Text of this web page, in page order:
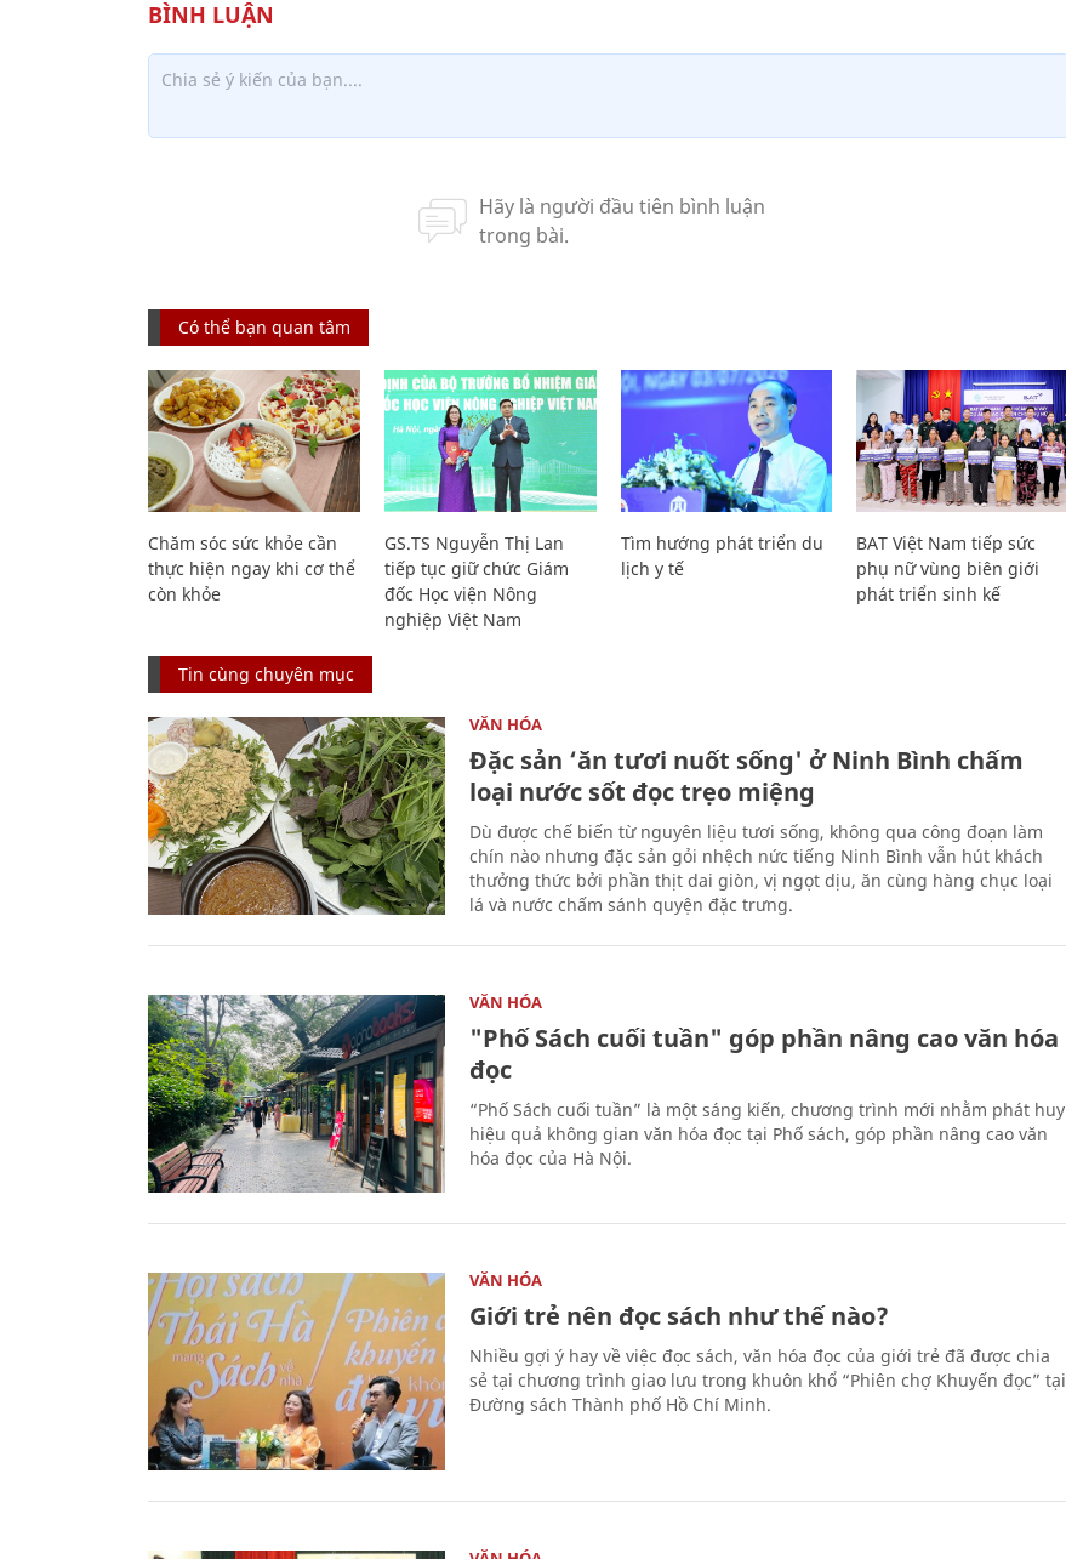
Có thể bạn quan tâm
Chăm sóc sức khỏe cần
thực hiện ngay khi cơ thể
còn khỏe
GS.TS Nguyễn Thị Lan
tiếp tục giữ chức Giám
đốc Học viện Nông
nghiệp Việt Nam
Tìm hướng phát triển du
lịch y tế
BAT Việt Nam tiếp sức
phụ nữ vùng biên giới
phát triển sinh kế
Tin cùng chuyên mục
VĂN HÓA
Đặc sản ‘ăn tươi nuốt sống' ở Ninh Bình chấm
loại nước sốt đọc trẹo miệng
Dù được chế biến từ nguyên liệu tươi sống, không qua công đoạn làm
chín nào nhưng đặc sản gỏi nhệch nức tiếng Ninh Bình vẫn hút khách
thưởng thức bởi phần thịt dai giòn, vị ngọt dịu, ăn cùng hàng chục loại
lá và nước chấm sánh quyện đặc trưng.
VĂN HÓA
"Phố Sách cuối tuần" góp phần nâng cao văn hóa
đọc
“Phố Sách cuối tuần” là một sáng kiến, chương trình mới nhằm phát huy
hiệu quả không gian văn hóa đọc tại Phố sách, góp phần nâng cao văn
hóa đọc của Hà Nội.
VĂN HÓA
Giới trẻ nên đọc sách như thế nào?
Nhiều gợi ý hay về việc đọc sách, văn hóa đọc của giới trẻ đã được chia
sẻ tại chương trình giao lưu trong khuôn khổ “Phiên chợ Khuyến đọc” tại
Đường sách Thành phố Hồ Chí Minh.